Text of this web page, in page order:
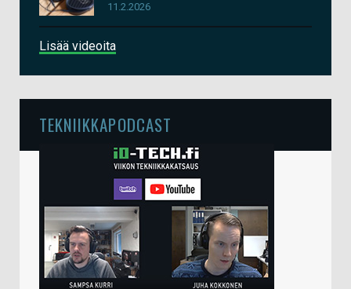
11.2.2026
Lisää videoita
TEKNIIKKAPODCAST